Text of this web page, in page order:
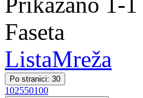
Faseta
ListaMreža
Po stranici: 30
102550100